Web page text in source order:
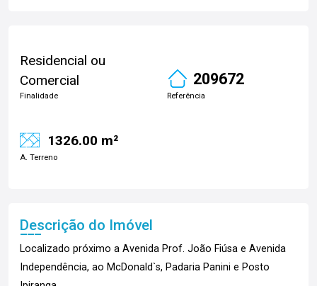
Residencial ou
Comercial
Finalidade
209672
Referência
1326.00 m²
A. Terreno
Descrição do Imóvel
Localizado próximo a Avenida Prof. João Fiúsa e Avenida
Independência, ao McDonald`s, Padaria Panini e Posto